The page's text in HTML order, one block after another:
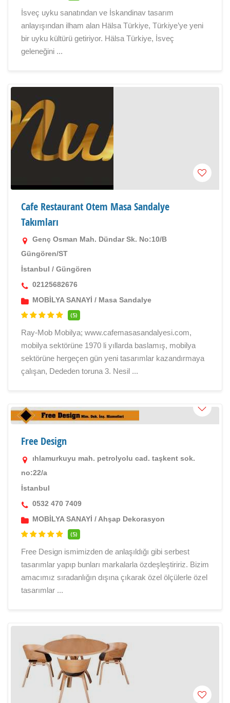
İsveç uyku sanatından ve İskandinav tasarım
anlayışından ilham alan Hälsa Türkiye, Türkiye’ye yeni
bir uyku kültürü getiriyor. Hälsa Türkiye, İsveç
geleneğini ...
Cafe Restaurant Otem Masa Sandalye
Takımları
Genç Osman Mah. Dündar Sk. No:10/B
Güngören/ST
İstanbul / Güngören
02125682676
MOBİLYA SANAYİ / Masa Sandalye
(5)
Ray-Mob Mobilya; www.cafemasasandalyesi.com,
mobilya sektörüne 1970 li yıllarda baslamış, mobilya
sektörüne hergeçen gün yeni tasarımlar kazandırmaya
çalışan, Dededen toruna 3. Nesil ...
Free Design
ıhlamurkuyu mah. petrolyolu cad. taşkent sok.
no:22/a
İstanbul
0532 470 7409
MOBİLYA SANAYİ / Ahşap Dekorasyon
(5)
Free Design ismimizden de anlaşıldığı gibi serbest
tasarımlar yapıp bunları markalarla özdeşleştiririz. Bizim
amacımız sıradanlığın dışına çıkarak özel ölçülerle özel
tasarımlar ...